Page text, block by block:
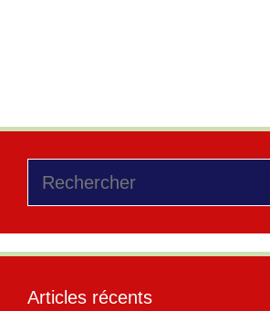
Rechercher
Articles récents